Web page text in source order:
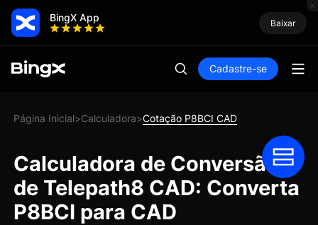
BingX App Baixar
Cadastre-se
Página Inicial>Calculadora>Cotação P8BCI CAD
Calculadora de Conversão
de Telepath8 CAD: Converta
P8BCI para CAD